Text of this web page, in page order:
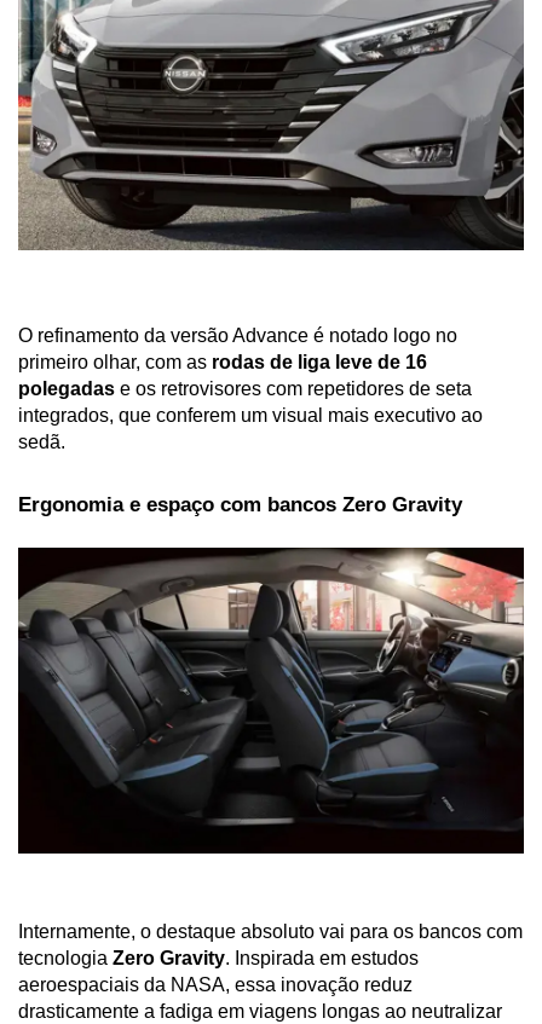
O refinamento da versão Advance é notado logo no
primeiro olhar, com as rodas de liga leve de 16
polegadas e os retrovisores com repetidores de seta
integrados, que conferem um visual mais executivo ao
sedã.
Ergonomia e espaço com bancos Zero Gravity
Internamente, o destaque absoluto vai para os bancos com
tecnologia Zero Gravity. Inspirada em estudos
aeroespaciais da NASA, essa inovação reduz
drasticamente a fadiga em viagens longas ao neutralizar